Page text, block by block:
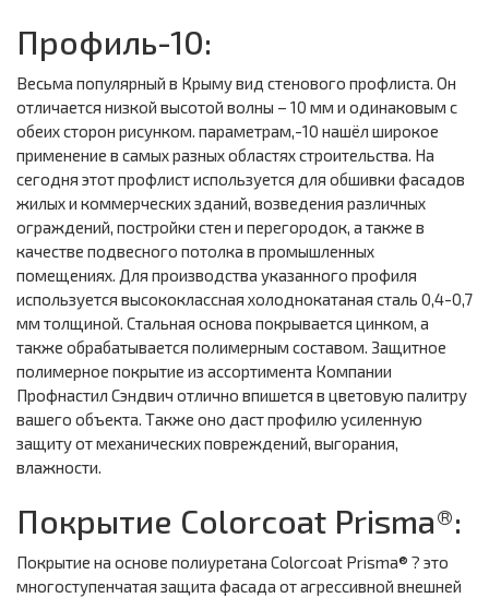
Профиль-10:
Весьма популярный в Крыму вид стенового профлиста. Он
отличается низкой высотой волны – 10 мм и одинаковым с
обеих сторон рисунком. параметрам,-10 нашёл широкое
применение в самых разных областях строительства. На
сегодня этот профлист используется для обшивки фасадов
жилых и коммерческих зданий, возведения различных
ограждений, постройки стен и перегородок, а также в
качестве подвесного потолка в промышленных
помещениях. Для производства указанного профиля
используется высококлассная холоднокатаная сталь 0,4-0,7
мм толщиной. Стальная основа покрывается цинком, а
также обрабатывается полимерным составом. Защитное
полимерное покрытие из ассортимента Компании
Профнастил Сэндвич отлично впишется в цветовую палитру
вашего объекта. Также оно даст профилю усиленную
защиту от механических повреждений, выгорания,
влажности.
Покрытие Colorcoat Prisma®:
Покрытие на основе полиуретана Colorcoat Prisma® ? это
многоступенчатая защита фасада от агрессивной внешней